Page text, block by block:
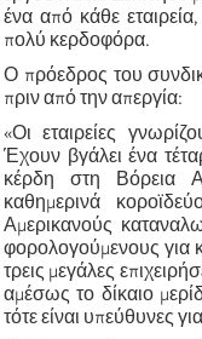
ένα από κάθε
πολύ κερδοφόρα.
Ο πρόεδρος του
πριν από την απεργία:
«Οι εταιρείες
Έχουν βγάλει ένα
κέρδη στη Βόρεια
καθημερινά
Αμερικανούς
φορολογούμενους για
τρεις μεγάλες
αμέσως το δίκαιο
τότε είναι υπεύθυνες